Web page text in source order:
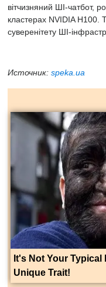
вітчизняний ШІ-чатбот,
кластерах NVIDIA H100.
суверенітету ШІ-
Источник: speka.ua
It's Not Your
Unique Trait!